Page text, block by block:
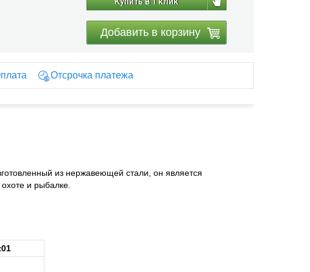
Добавить в корзину
Отсрочка платежа
из нержавеющей стали, он является
и рыбалке.